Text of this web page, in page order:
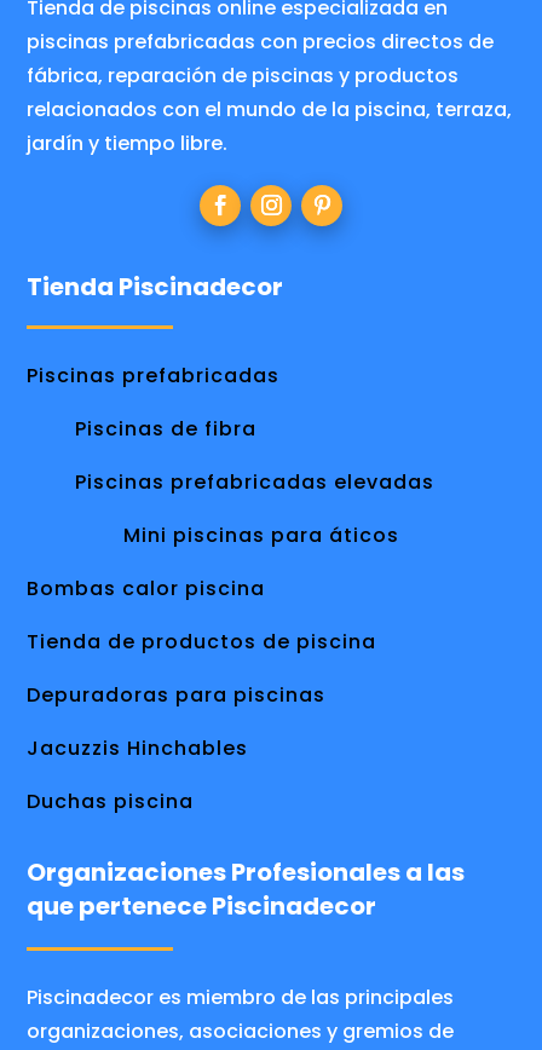
Tienda de piscinas online especializada en
piscinas prefabricadas con precios directos de
fábrica, reparación de piscinas y productos
relacionados con el mundo de la piscina, terraza,
jardín y tiempo libre.
Tienda Piscinadecor
Piscinas prefabricadas
Piscinas de fibra
Piscinas prefabricadas elevadas
Mini piscinas para áticos
Bombas calor piscina
Tienda de productos de piscina
Depuradoras para piscinas
Jacuzzis Hinchables
Duchas piscina
Organizaciones Profesionales a las
que pertenece Piscinadecor
Piscinadecor es miembro de las principales
organizaciones, asociaciones y gremios de